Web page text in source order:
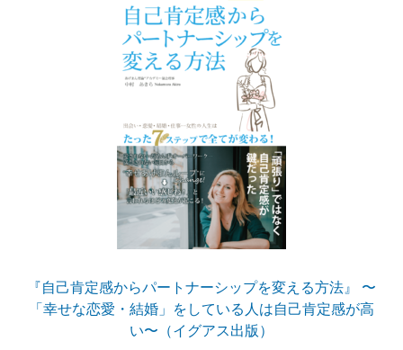
『自己肯定感からパートナーシップを変える方法』 〜
「幸せな恋愛・結婚」をしている人は自己肯定感が高
い〜（イグアス出版）